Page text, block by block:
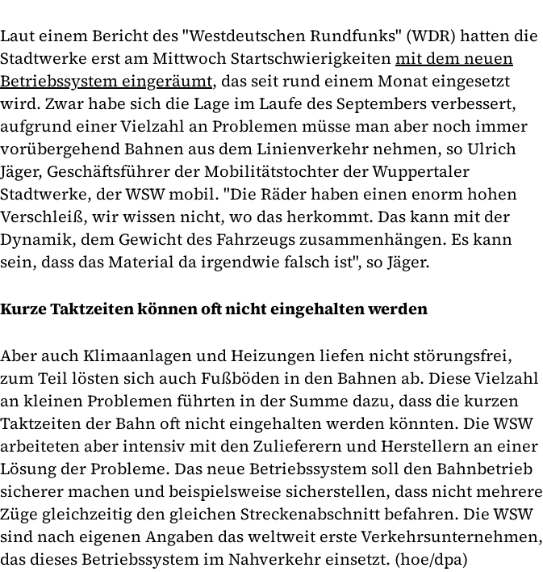
Laut einem Bericht des "Westdeutschen Rundfunks" (WDR) hatten die
Stadtwerke erst am Mittwoch Startschwierigkeitenmit dem neuen
Betriebssystem eingeräumt, das seit rund einem Monat eingesetzt
wird. Zwar habe sich die Lage im Laufe des Septembers verbessert,
aufgrund einer Vielzahl an Problemen müsse man aber noch immer
vorübergehend Bahnen aus dem Linienverkehr nehmen, so Ulrich
Jäger, Geschäftsführer der Mobilitätstochter der Wuppertaler
Stadtwerke, der WSW mobil. "Die Räder haben einen enorm hohen
Verschleiß, wir wissen nicht, wo das herkommt. Das kann mit der
Dynamik, dem Gewicht des Fahrzeugs zusammenhängen. Es kann
sein, dass das Material da irgendwie falsch ist", so Jäger.
Kurze Taktzeiten können oft nicht eingehalten werden
Aber auch Klimaanlagen und Heizungen liefen nicht störungsfrei,
zum Teil lösten sich auch Fußböden in den Bahnen ab. Diese Vielzahl
an kleinen Problemen führten in der Summe dazu, dass die kurzen
Taktzeiten der Bahn oft nicht eingehalten werden könnten. Die WSW
arbeiteten aber intensiv mit den Zulieferern und Herstellern an einer
Lösung der Probleme. Das neue Betriebssystem soll den Bahnbetrieb
sicherer machen und beispielsweise sicherstellen, dass nicht mehrere
Züge gleichzeitig den gleichen Streckenabschnitt befahren. Die WSW
sind nach eigenen Angaben das weltweit erste Verkehrsunternehmen,
das dieses Betriebssystem im Nahverkehr einsetzt. (hoe/dpa)